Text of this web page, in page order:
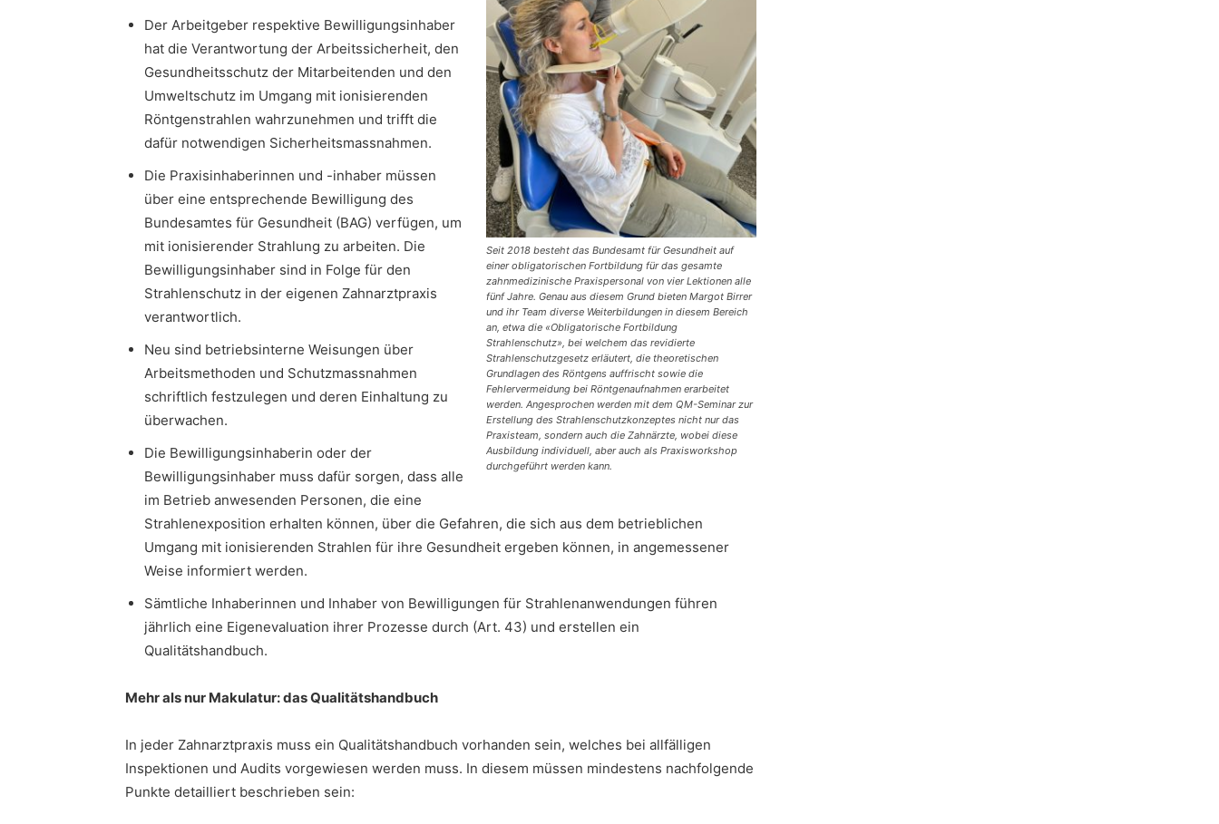
Seit 2018 besteht das Bundesamt für Gesundheit auf
einer obligatorischen Fortbildung für das gesamte
zahnmedizinische Praxispersonal von vier Lektionen alle
fünf Jahre. Genau aus diesem Grund bieten Margot Birrer
und ihr Team diverse Weiterbildungen in diesem Bereich
an, etwa die «Obligatorische Fortbildung
Strahlenschutz», bei welchem das revidierte
Strahlenschutzgesetz erläutert, die theoretischen
Grundlagen des Röntgens auffrischt sowie die
Fehlervermeidung bei Röntgenaufnahmen erarbeitet
werden. Angesprochen werden mit dem QM-Seminar zur
Erstellung des Strahlenschutzkonzeptes nicht nur das
Praxisteam, sondern auch die Zahnärzte, wobei diese
Ausbildung individuell, aber auch als Praxisworkshop
durchgeführt werden kann.
Der Arbeitgeber respektive Bewilligungsinhaber
hat die Verantwortung der Arbeitssicherheit, den
Gesundheitsschutz der Mitarbeitenden und den
Umweltschutz im Umgang mit ionisierenden
Röntgenstrahlen wahrzunehmen und trifft die
dafür notwendigen Sicherheitsmassnahmen.
Die Praxisinhaberinnen und -inhaber müssen
über eine entsprechende Bewilligung des
Bundesamtes für Gesundheit (BAG) verfügen, um
mit ionisierender Strahlung zu arbeiten. Die
Bewilligungsinhaber sind in Folge für den
Strahlenschutz in der eigenen Zahnarztpraxis
verantwortlich.
Neu sind betriebsinterne Weisungen über
Arbeitsmethoden und Schutzmassnahmen
schriftlich festzulegen und deren Einhaltung zu
überwachen.
Die Bewilligungsinhaberin oder der
Bewilligungsinhaber muss dafür sorgen, dass alle
im Betrieb anwesenden Personen, die eine
Strahlenexposition erhalten können, über die Gefahren, die sich aus dem betrieblichen
Umgang mit ionisierenden Strahlen für ihre Gesundheit ergeben können, in angemessener
Weise informiert werden.
Sämtliche Inhaberinnen und Inhaber von Bewilligungen für Strahlenanwendungen führen
jährlich eine Eigenevaluation ihrer Prozesse durch (Art. 43) und erstellen ein
Qualitätshandbuch.
Mehr als nur Makulatur: das Qualitätshandbuch
In jeder Zahnarztpraxis muss ein Qualitätshandbuch vorhanden sein, welches bei allfälligen
Inspektionen und Audits vorgewiesen werden muss. In diesem müssen mindestens nachfolgende
Punkte detailliert beschrieben sein: